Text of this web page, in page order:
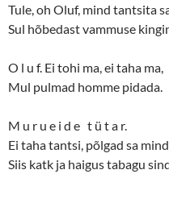
Tule, oh Oluf, mind tantsita
Sul hõbedast vammuse
O l u f. Ei tohi ma, ei taha ma,
Mul pulmad homme pidada.
M u r u e i d e t ü t a r.
Ei taha tantsi, põlgad sa
Siis katk ja haigus tabagu